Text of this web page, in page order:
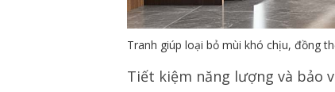
Tranh giúp loại bỏ mùi khó chịu, đồng
Tiết kiệm năng lượng và bảo